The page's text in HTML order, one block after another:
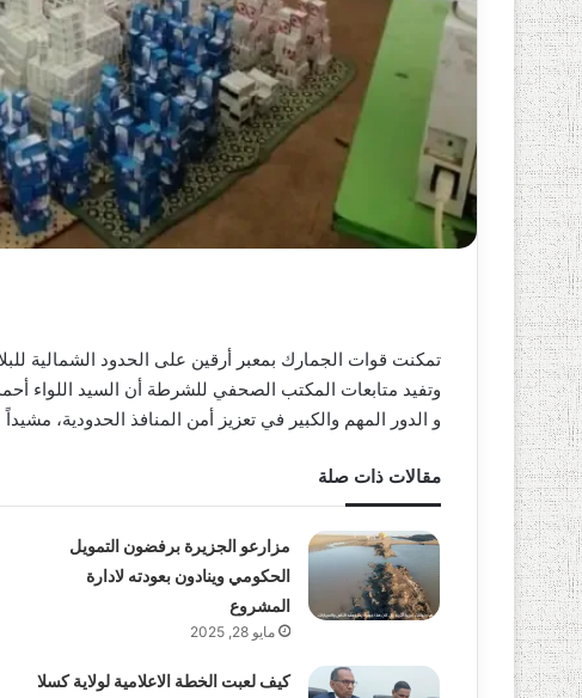
و
ن
ي
ا
تمكنت قوات الجمارك بمعبر أرقين على الحدود الشمالية
وتفيد متابعات المكتب الصحفي للشرطة أن السيد اللواء
و الدور المهم والكبير في تعزيز أمن المنافذ الحدودية،
مقالات ذات صلة
مزارعو الجزيرة برفضون التمويل
الحكومي وينادون بعودته لادارة
المشروع
مايو 28, 2025
كيف لعبت الخطة الاعلامية لولاية كسلا